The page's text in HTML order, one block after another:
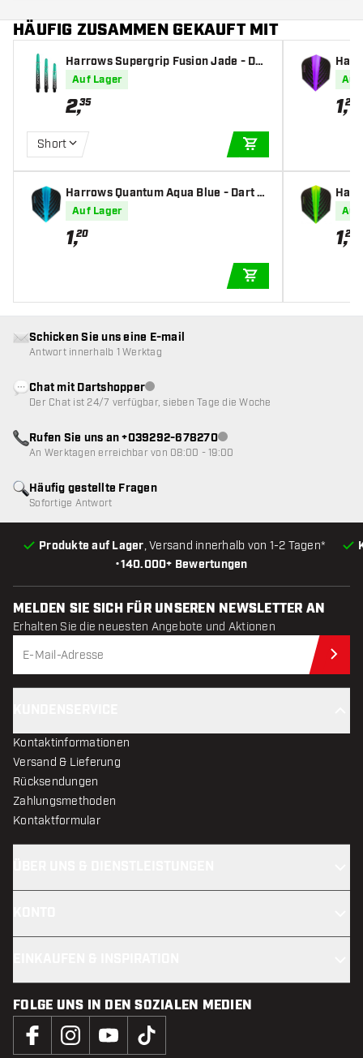
HÄUFIG ZUSAMMEN GEKAUFT MIT
Harrows Supergrip Fusion Jade - Dar
t Shafts
Auf Lager
2,35
Short
Harrows Quantum Aqua Blue - Dart Fl
ights
Auf Lager
1,20
ts
Auf
1,20
Auf
1,20
•140.000+ Bewertungen
Produkte auf Lager, Versand innerhalb von 1-2 Tagen*
Häufig gestellte Fragen
Sofortige Antwort
Schicken Sie uns eine E-mail
Antwort innerhalb 1 Werktag
Chat mit DartshopperKundenservice nicht verfügbar
Der Chat ist 24/7 verfügbar, sieben Tage die Woche
Rufen Sie uns an +039292-678270Kundenservice nicht
An Werktagen erreichbar von 08:00 - 19:00
MELDEN SIE SICH FÜR UNSEREN NEWSLETTER AN
Erhalten Sie die neuesten Angebote und Aktionen
Kontaktinformationen
Versand & Lieferung
Rücksendungen
Zahlungsmethoden
Kontaktformular
FOLGE UNS IN DEN SOZIALEN MEDIEN